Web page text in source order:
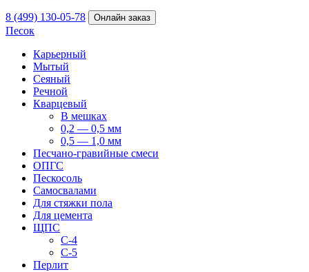
8 (499) 130-05-78 Онлайн заказ
Песок
Карьерный
Мытый
Сеяный
Речной
Кварцевый
В мешках
0,2 — 0,5 мм
0,5 — 1,0 мм
Песчано-гравийные смеси
ОПГС
Пескосоль
Самосвалами
Для стяжки пола
Для цемента
ЩПС
С-4
С-5
Перлит